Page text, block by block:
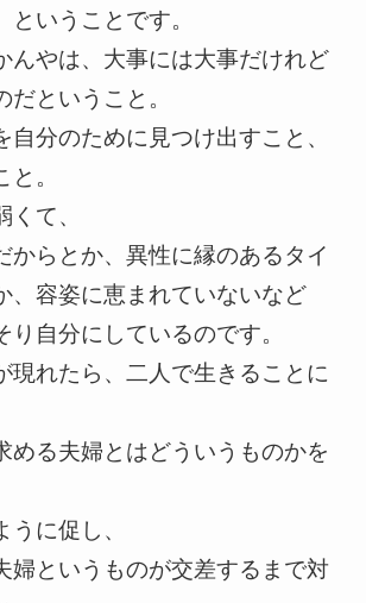
ということです。
んやは、大事には大事だけれど
だということ。
自分のために見つけ出すこと、
。
て、
からとか、異性に縁のあるタイ
、容姿に恵まれていないなど
り自分にしているのです。
現れたら、二人で生きることに
める夫婦とはどういうものかを
に促し、
婦というものが交差するまで対